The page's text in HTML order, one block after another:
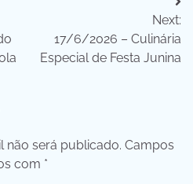
Next:
17/6/2026 – Culinária
Especial de Festa Junina
não será publicado. Campos
com *